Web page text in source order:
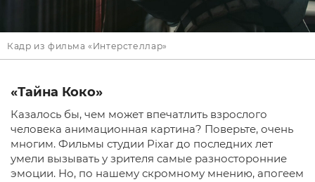
Кадр из фильма «Интерстеллар»
«Тайна Коко»
Казалось бы, чем может впечатлить взрослого
человека анимационная картина? Поверьте, очень
многим. Фильмы студии Pixar до последних лет
умели вызывать у зрителя самые разносторонние
эмоции. Но, по нашему скромному мнению, апогеем